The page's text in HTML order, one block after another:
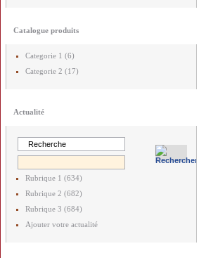
Catalogue produits
Categorie 1 (6)
Categorie 2 (17)
Actualité
Rubrique 1 (634)
Rubrique 2 (682)
Rubrique 3 (684)
Ajouter votre actualité